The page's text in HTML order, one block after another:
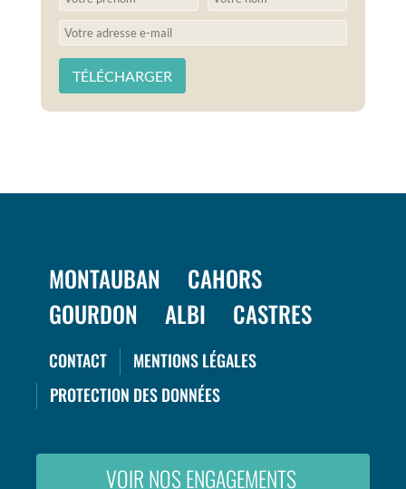
MONTAUBAN
CAHORS
GOURDON
ALBI CASTRES
CONTACT
MENTIONS LÉGALES
PROTECTION DES DONNÉES
VOIR NOS ENGAGEMENTS